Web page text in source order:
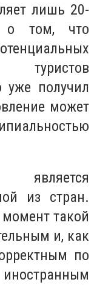
лишь 20-
о том, что
туристов
уже получил
может
из стран.
такой
и, как
по